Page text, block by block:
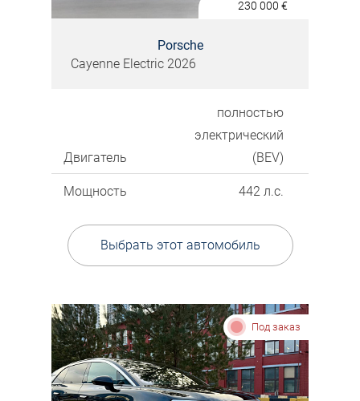
Porsche
Cayenne Electric 2026
230 000 €
Двигатель
полностью
электрический
(BEV)
Мощность 442 л.с.
Выбрать этот автомобиль
Под заказ